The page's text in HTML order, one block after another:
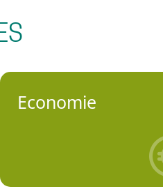
Economie